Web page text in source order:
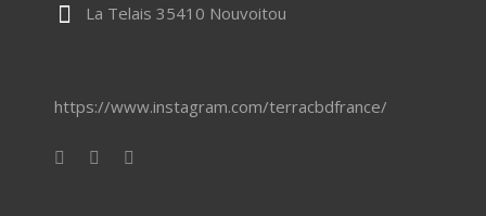
La Telais 35410 Nouvoitou
https://www.instagram.com/terracbdfrance/